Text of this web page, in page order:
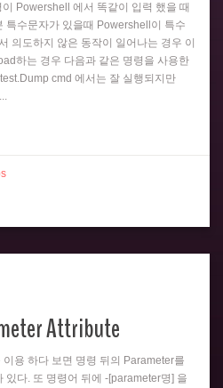
Powershell 에서 똑같이 입력 했을 때
특수문자가 있을때 Powershell이 특수
의도하지 않은 동작이 일어나는 경우 이
하는 경우 다음과 같은 명령을 사용한
cmd 에서는 잘 실행되지만
Attribute
용 하다 보면 명령 뒤의 Parameter를
있다. 또 명령어 뒤에 -[parameter명] 을